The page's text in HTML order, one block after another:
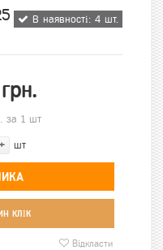
В наявності: 4 шт.
за 1 шт
шт
КЛІК
Відкласти